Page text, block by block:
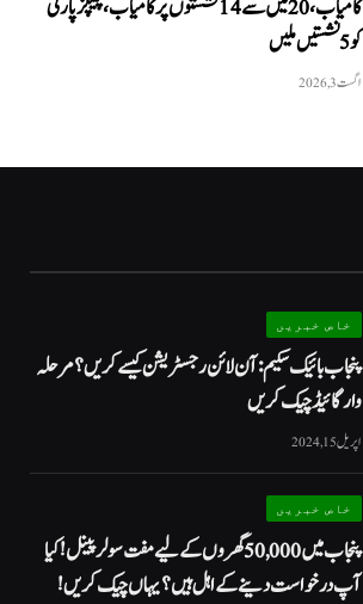
کامیاب، 20 میں سے 14 نشستوں پر کامیاب، پیپلزپارٹی
کو 5 نشستیں ملیں
اگست 3, 2026
خاص خبریں
پنجاب بائیک سکیم: آن لائن رجسٹریشن کیسے کریں؟ مرحلہ
وار گائیڈ چیک کریں
اپریل 15, 2024
خاص خبریں
پنجاب میں 50,000 گھروں کے لیے مفت سولر پینل! کیا
آپ درخواست دینے کے اہل ہیں؟ یہاں چیک کریں!